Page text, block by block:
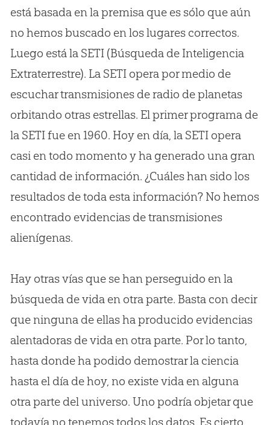
está basada en la premisa que es sólo que aún
no hemos buscado en los lugares correctos.
Luego está la SETI (Búsqueda de Inteligencia
Extraterrestre). La SETI opera por medio de
escuchar transmisiones de radio de planetas
orbitando otras estrellas. El primer programa de
la SETI fue en 1960. Hoy en día, la SETI opera
casi en todo momento y ha generado una gran
cantidad de información. ¿Cuáles han sido los
resultados de toda esta información? No hemos
encontrado evidencias de transmisiones
alienígenas.
Hay otras vías que se han perseguido en la
búsqueda de vida en otra parte. Basta con decir
que ninguna de ellas ha producido evidencias
alentadoras de vida en otra parte. Por lo tanto,
hasta donde ha podido demostrar la ciencia
hasta el día de hoy, no existe vida en alguna
otra parte del universo. Uno podría objetar que